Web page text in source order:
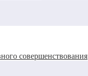
совершенствования